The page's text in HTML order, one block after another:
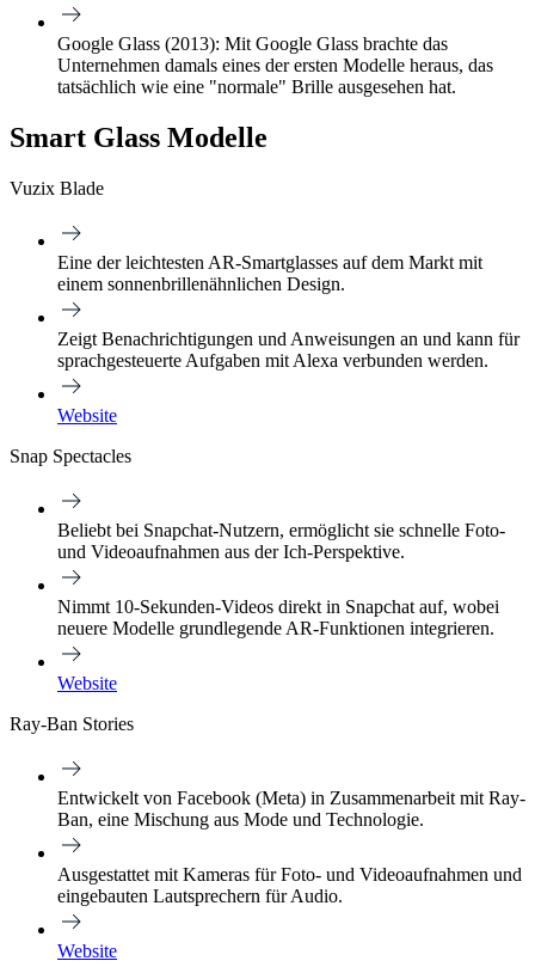
Google Glass (2013): Mit Google Glass brachte das
Unternehmen damals eines der ersten Modelle heraus, das
tatsächlich wie eine "normale" Brille ausgesehen hat.
Smart Glass Modelle
Vuzix Blade
Eine der leichtesten AR-Smartglasses auf dem Markt mit
einem sonnenbrillenähnlichen Design.
Zeigt Benachrichtigungen und Anweisungen an und kann für
sprachgesteuerte Aufgaben mit Alexa verbunden werden.
Website
Snap Spectacles
Beliebt bei Snapchat-Nutzern, ermöglicht sie schnelle Foto-
und Videoaufnahmen aus der Ich-Perspektive.
Nimmt 10-Sekunden-Videos direkt in Snapchat auf, wobei
neuere Modelle grundlegende AR-Funktionen integrieren.
Website
Ray-Ban Stories
Entwickelt von Facebook (Meta) in Zusammenarbeit mit Ray-
Ban, eine Mischung aus Mode und Technologie.
Ausgestattet mit Kameras für Foto- und Videoaufnahmen und
eingebauten Lautsprechern für Audio.
Website